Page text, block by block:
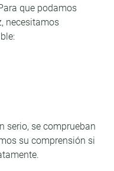
que podamos
necesitamos
serio, se comprueban
su comprensión si